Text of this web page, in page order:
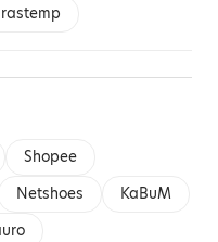
Shopee
Netshoes
KaBuM